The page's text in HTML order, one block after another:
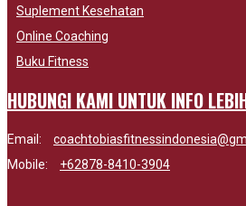
Suplement Kesehatan
Online Coaching
Buku Fitness
HUBUNGI KAMI UNTUK INFO
Email:
Mobile:
+62878-8410-3904